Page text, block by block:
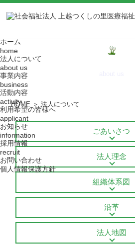
ホーム
home
法人について
about us
事業内容
business
活動内容
activity
利用希望の皆様へ
applicant
お知らせ
information
採用情報
recruit
お問い合わせ
個人情報保護方針
HOME ＞法人について
ごあいさつ
法人理念
組織体系図
沿革
法人地図